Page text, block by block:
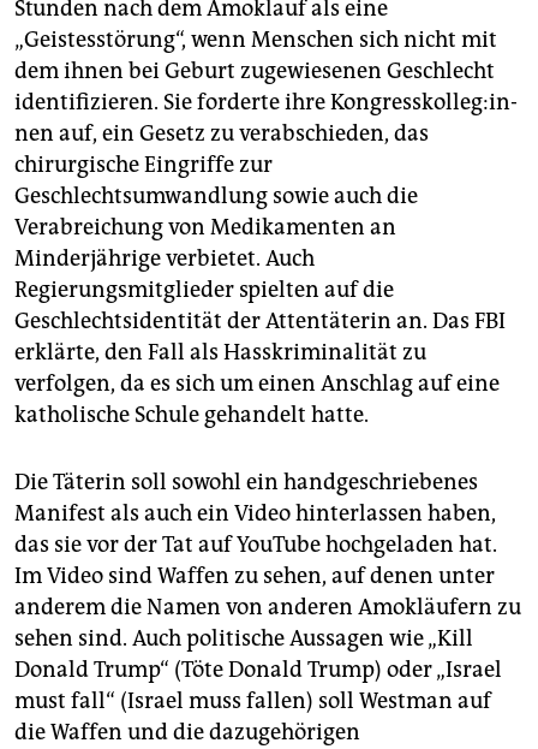
Stunden nach dem Amoklauf als eine
„Geistesstörung“, wenn Menschen sich nicht mit
dem ihnen bei Geburt zugewiesenen Geschlecht
identifizieren. Sie forderte ihre Kon­gress­kol­le­g:in­
nen auf, ein Gesetz zu verabschieden, das
chirurgische Eingriffe zur
Geschlechtsumwandlung sowie auch die
Verabreichung von Medikamenten an
Minderjährige verbietet. Auch
Regierungsmitglieder spielten auf die
Geschlechtsidentität der Attentäterin an. Das FBI
erklärte, den Fall als Hasskriminalität zu
verfolgen, da es sich um einen Anschlag auf eine
katholische Schule gehandelt hatte.
Die Täterin soll sowohl ein handgeschriebenes
Manifest als auch ein Video hinterlassen haben,
das sie vor der Tat auf YouTube hochgeladen hat.
Im Video sind Waffen zu sehen, auf denen unter
anderem die Namen von anderen Amokläufern zu
sehen sind. Auch politische Aussagen wie „Kill
Donald Trump“ (Töte Donald Trump) oder „Israel
must fall“ (Israel muss fallen) soll Westman auf
die Waffen und die dazugehörigen